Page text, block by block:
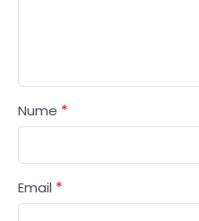
Nume *
Email *